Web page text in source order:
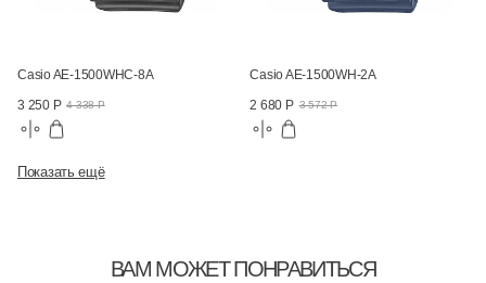
Casio AE-1500WHC-8A
3 250 Р 4 338 Р
Casio AE-1500WH-2A
2 680 Р 3 572 Р
Показать ещё
ВАМ МОЖЕТ ПОНРАВИТЬСЯ